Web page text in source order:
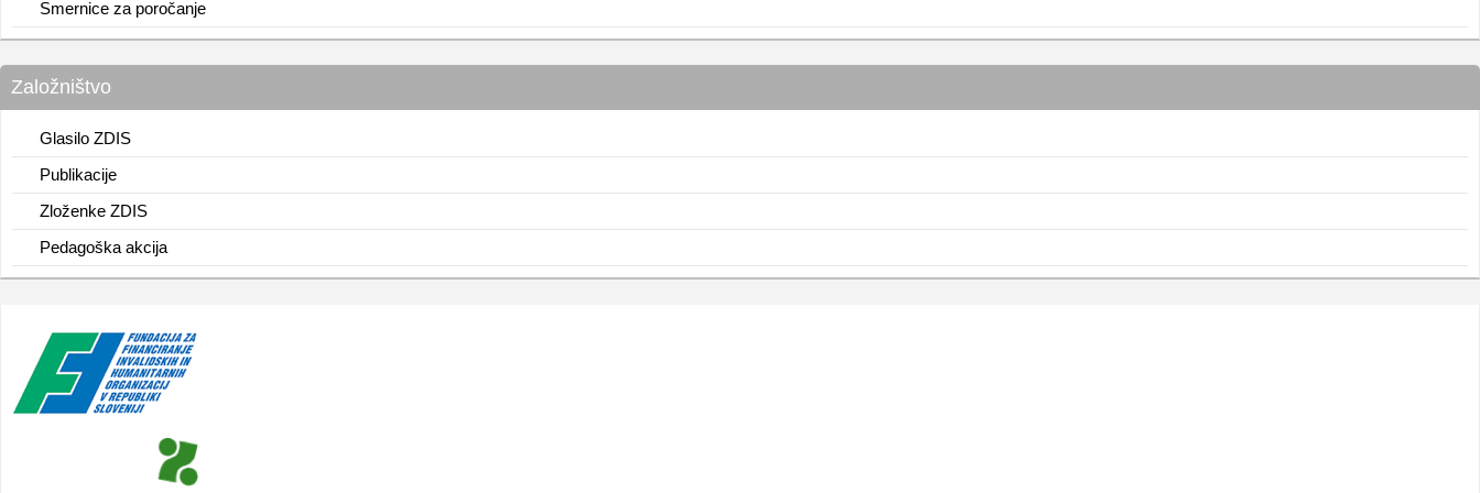
Smernice za poročanje
Založništvo
Glasilo ZDIS
Publikacije
Zloženke ZDIS
Pedagoška akcija